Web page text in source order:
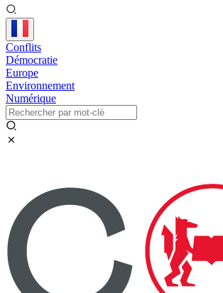
Conflits
Démocratie
Europe
Environnement
Numérique